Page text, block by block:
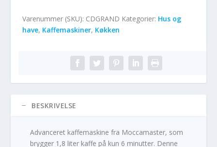
Varenummer (SKU): CDGRAND Kategorier: Hus og
have, Kaffemaskiner, Køkken
BESKRIVELSE
Advanceret kaffemaskine fra Moccamaster, som
brygger 1,8 liter kaffe på kun 6 minutter. Denne